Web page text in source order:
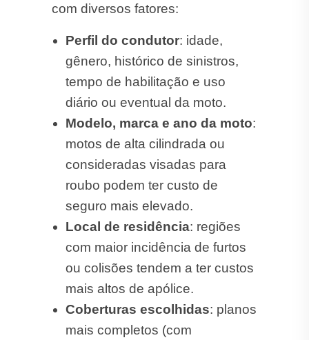
com diversos fatores:
Perfil do condutor: idade,
gênero, histórico de sinistros,
tempo de habilitação e uso
diário ou eventual da moto.
Modelo, marca e ano da moto:
motos de alta cilindrada ou
consideradas visadas para
roubo podem ter custo de
seguro mais elevado.
Local de residência: regiões
com maior incidência de furtos
ou colisões tendem a ter custos
mais altos de apólice.
Coberturas escolhidas: planos
mais completos (com